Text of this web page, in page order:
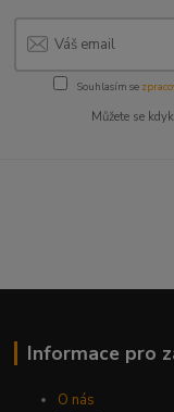
Souhlasím se
Můžete se
Informace pro
O nás